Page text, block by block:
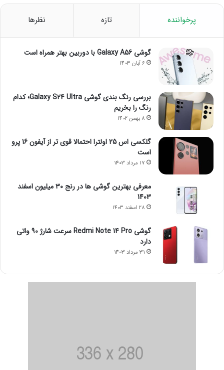
پرخواننده تازه نظرها
گوشی Galaxy A56 با دوربین بهتر همراه است
6 آبان 1403
بررسی رنگ بندی گوشی Galaxy S24 Ultra؛ کدام
رنگ را بخریم
8 بهمن 1402
گلکسی اس 25 اولترا احتمالا قوی تر از آیفون 16 پرو
است
17 مرداد 1403
معرفی بهترین گوشی ها در رنج ۳۰ میلیون اسفند
1403
28 اسفند 1403
گوشی Redmi Note 14 Pro سرعت شارژ 90 واتی
دارد
31 مرداد 1403